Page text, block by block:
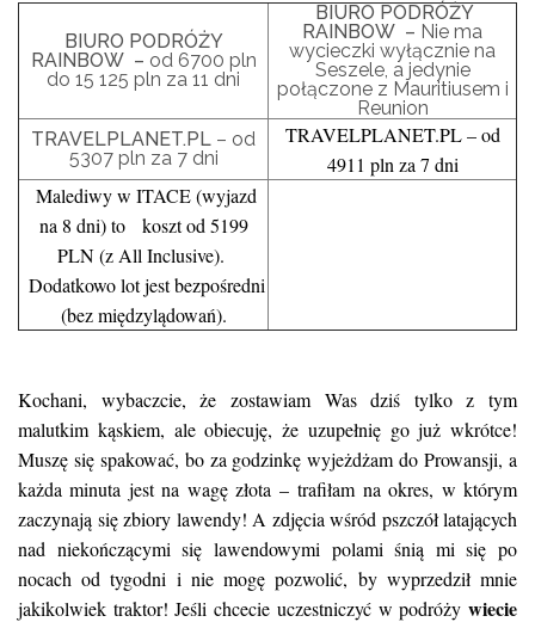
BIURO PODRÓŻY
RAINBOW – od 6700 pln
do 15 125 pln za 11 dni
BIURO PODRÓŻY
RAINBOW – Nie ma
wycieczki wyłącznie na
Seszele, a jedynie
połączone z Mauritiusem i
Reunion
TRAVELPLANET.PL – od
5307 pln za 7 dni
TRAVELPLANET.PL– od
4911 pln za 7 dni
Malediwy w ITACE(wyjazd
na 8 dni) to koszt od 5199
PLN (z All Inclusive).
Dodatkowo lot jest bezpośredni
(bez międzylądowań).
Kochani, wybaczcie, że zostawiam Was dziś tylko z tym
malutkim kąskiem, ale obiecuję, że uzupełnię go już wkrótce!
Muszę się spakować, bo za godzinkę wyjeżdżam do Prowansji, a
każda minuta jest na wagę złota – trafiłam na okres, w którym
zaczynają się zbiory lawendy! A zdjęcia wśród pszczół latających
nad niekończącymi się lawendowymi polami śnią mi się po
nocach od tygodni i nie mogę pozwolić, by wyprzedził mnie
jakikolwiek traktor! Jeśli chcecie uczestniczyć w podróży wiecie